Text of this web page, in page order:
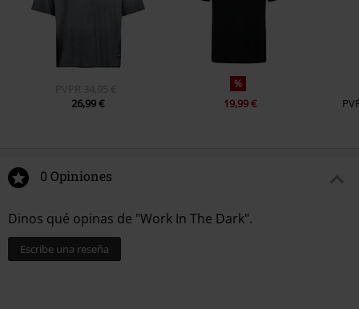
PVPR 34,95 €
26,99 €
%
19,99 €
0 Opiniones
Dinos qué opinas de "Work In The Dark".
Escribe una reseña